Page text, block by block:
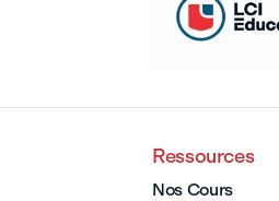
Ressources
Nos Cours